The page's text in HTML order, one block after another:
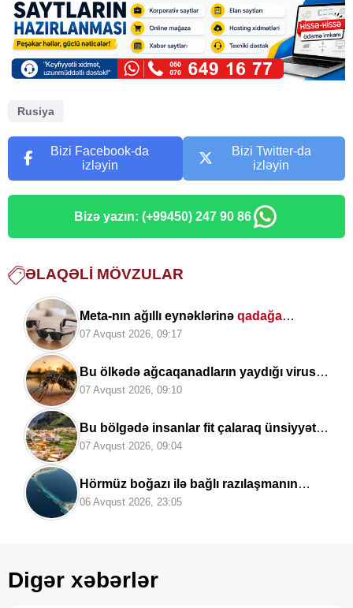
Rusiya
Bizi Facebook-da
izləyin
Bizi Twitter-da
izləyin
Bizə yazın: (+99450) 247 90 86
ƏLAQƏLI MÖVZULAR
Meta-nın ağıllı eynəklərinə qadağa
qoyuldu
07 Avqust 2026, 09:17
Bu ölkədə ağcaqanadların yaydığı virus4
nəfərin həyatına son qoydu
07 Avqust 2026, 09:10
Bu bölgədə insanlar fit çalaraq ünsiyyət
qurur:əsrlərdir yaşadılan unikal dil
07 Avqust 2026, 09:04
Hörmüz boğazı ilə bağlı razılaşmanın
DETALLARI açıqlandı
06 Avqust 2026, 23:05
Digər xəbərlər